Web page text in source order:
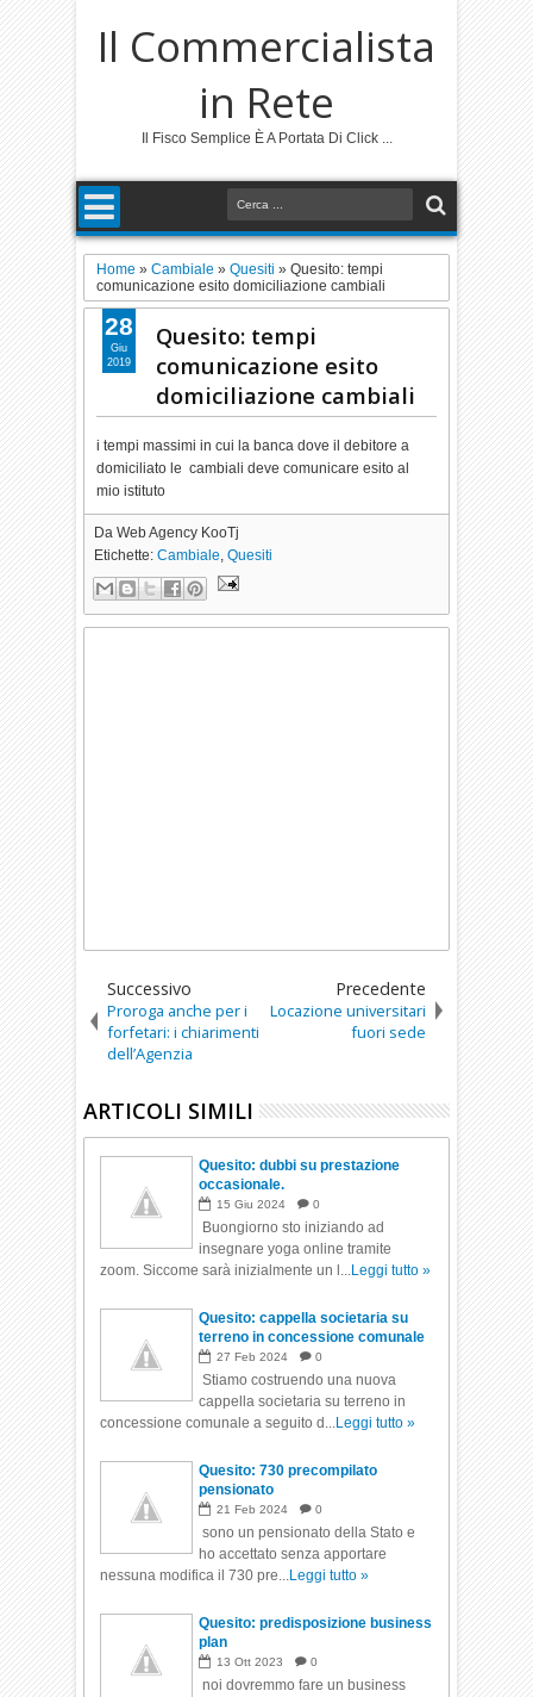
Il Commercialista
in Rete
Il Fisco Semplice È A Portata Di Click ...
Home »Cambiale »Quesiti »Quesito: tempi
comunicazione esito domiciliazione cambiali
Quesito: tempi
comunicazione esito
domiciliazione cambiali
i tempi massimi in cui la banca dove il debitore a
domiciliato le cambiali deve comunicare esito al
mio istituto
28
Giu
2019
DaWeb Agency KooTj
Etichette:Cambiale,Quesiti
Successivo
Proroga anche per i
forfetari: i chiarimenti
dell’Agenzia
Precedente
Locazione universitari
fuori sede
ARTICOLI SIMILI
Quesito: dubbi su prestazione
occasionale.
15 Giu 2024 0
Buongiorno sto iniziando ad
insegnare yoga online tramite
zoom. Siccome sarà inizialmente un l...Leggi tutto »
Quesito: cappella societaria su
terreno in concessione comunale
27 Feb 2024 0
Stiamo costruendo una nuova
cappella societaria su terreno in
concessione comunale a seguito d...Leggi tutto »
Quesito: 730 precompilato
pensionato
21 Feb 2024 0
sono un pensionato della Stato e
ho accettato senza apportare
nessuna modifica il 730 pre...Leggi tutto »
Quesito: predisposizione business
plan
13 Ott 2023 0
noi dovremmo fare un business